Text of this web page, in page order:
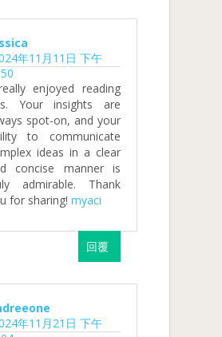
年11月11日 下午
enjoyed reading
Your insights are
spot-on, and your
to communicate
ideas in a clear
concise manner is
admirable. Thank
for sharing! myaci
回覆
年11月21日 下午